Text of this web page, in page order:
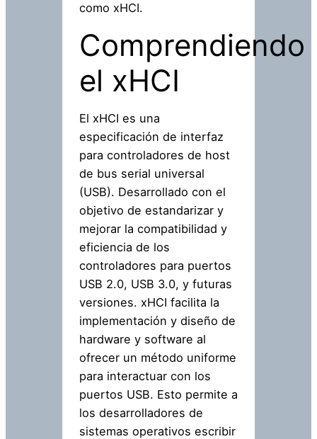
como xHCI.
Comprendiendo
el xHCI
El xHCI es una
especificación de interfaz
para controladores de host
de bus serial universal
(USB). Desarrollado con el
objetivo de estandarizar y
mejorar la compatibilidad y
eficiencia de los
controladores para puertos
USB 2.0, USB 3.0, y futuras
versiones. xHCI facilita la
implementación y diseño de
hardware y software al
ofrecer un método uniforme
para interactuar con los
puertos USB. Esto permite a
los desarrolladores de
sistemas operativos escribir